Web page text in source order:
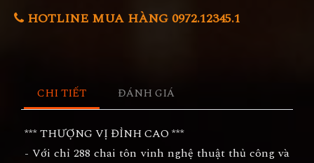
HOTLINE MUA HÀNG 0972.12345.1
CHI TIẾT ĐÁNH GIÁ
*** THƯỢNG VỊ ĐỈNH CAO ***
- Với chỉ 288 chai tôn vinh nghệ thuật thủ công và